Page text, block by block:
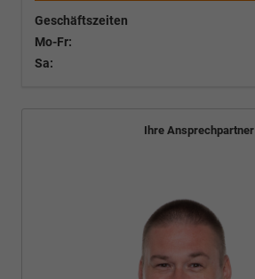
Geschäftszeiten
Mo-Fr:
Sa:
Ihre Ansprechpartner